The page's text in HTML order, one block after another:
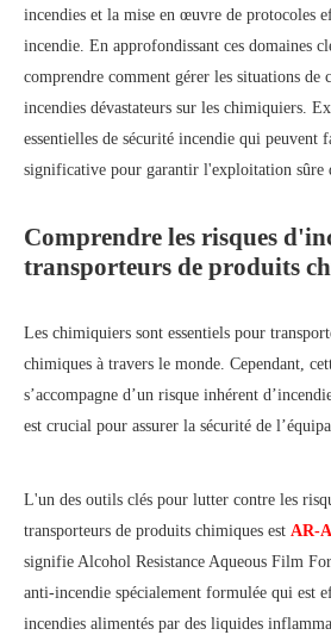
incendies et la mise en œuvre de protocoles
incendie. En approfondissant ces domaines
comprendre comment gérer les situations de
incendies dévastateurs sur les chimiquiers.
essentielles de sécurité incendie qui peuvent
significative pour garantir l'exploitation sûre
Comprendre les risques
transporteurs de produits
Les chimiquiers sont essentiels pour
chimiques à travers le monde. Cependant,
s’accompagne d’un risque inhérent
est crucial pour assurer la sécurité de
L'un des outils clés pour lutter contre les
transporteurs de produits chimiques est AR-
signifie Alcohol Resistance Aqueous Film
anti-incendie spécialement formulée qui est
incendies alimentés par des liquides